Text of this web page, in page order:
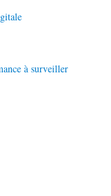
à surveiller